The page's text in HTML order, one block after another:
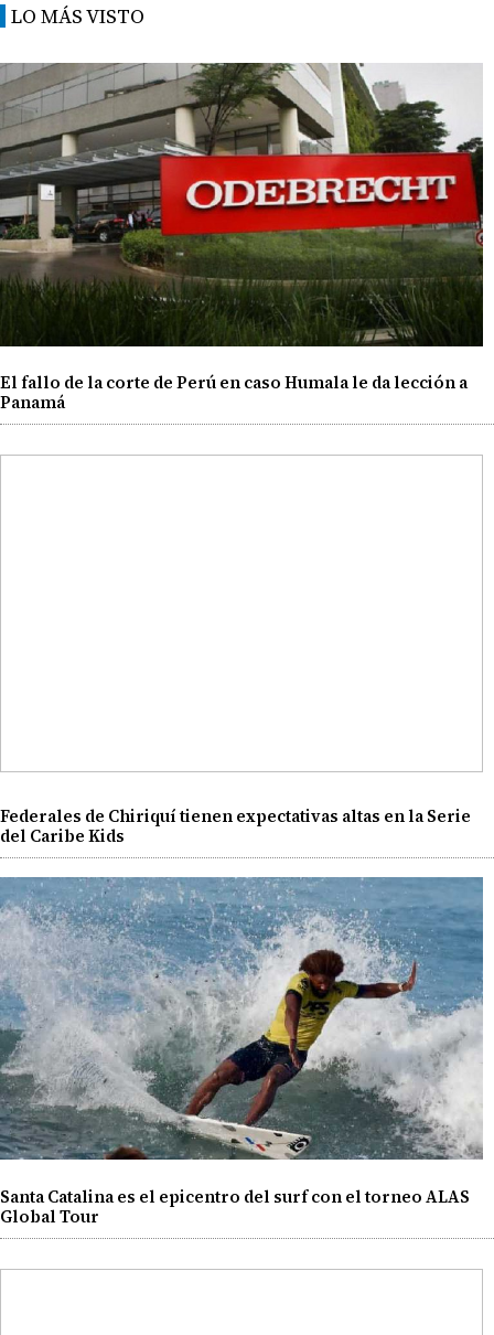
LO MÁS VISTO
El fallo de la corte de Perú en caso Humala le da lección a
Panamá
Federales de Chiriquí tienen expectativas altas en la Serie
del Caribe Kids
Santa Catalina es el epicentro del surf con el torneo ALAS
Global Tour